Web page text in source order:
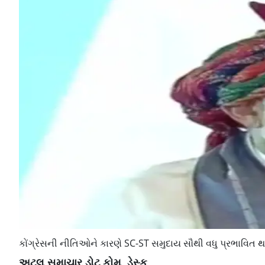
કોંગ્રેસની નીતિઓને કારણે SC-ST સમુદાય સૌથી વધુ પ્રભાવિત
અટલ સમાચાર ડોટ કોમ, ડેસ્ક